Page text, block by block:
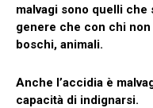
malvagi sono quelli
genere che con chi
boschi, animali.
Anche l’accidia è
capacità di indignarsi.